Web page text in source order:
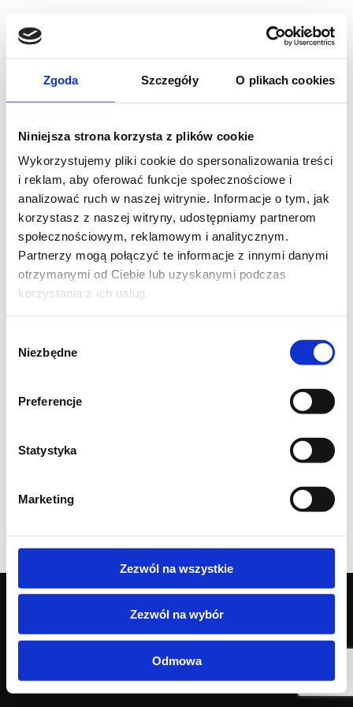
Zgoda Szczegóły O plikach cookies
Niniejsza strona korzysta z plików cookie
Wykorzystujemy pliki cookie do spersonalizowania treści
i reklam, aby oferować funkcje społecznościowe i
analizować ruch w naszej witrynie. Informacje o tym, jak
korzystasz z naszej witryny, udostępniamy partnerom
społecznościowym, reklamowym i analitycznym.
Partnerzy mogą połączyć te informacje z innymi danymi
otrzymanymi od Ciebie lub uzyskanymi podczas
korzystania z ich usług.
zgody
Niezbędne
Preferencje
Statystyka
Marketing
Zezwól na wszystkie
Zezwól na wybór
Odmowa
WRÓĆ DO SKLEPU